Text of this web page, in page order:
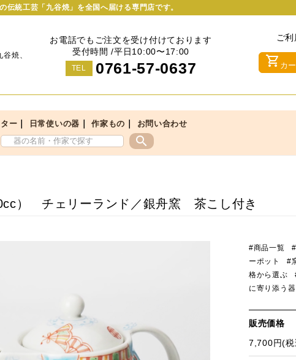
伝統工芸「九谷焼」を全国へ届ける専門店です。
焼、
お電話でもご注文を受け付けております
受付時間 /平日10:00〜17:00
TEL 0761-57-0637
ご
shopping_cart カ
ー 日常使いの器 ｜作家もの お問い合わせ
search
） チェリーランド／銀舟窯 茶こし付き
#商品一覧
ーポット
#
格から選ぶ
に寄り添う器
販売価格
7,700円(税